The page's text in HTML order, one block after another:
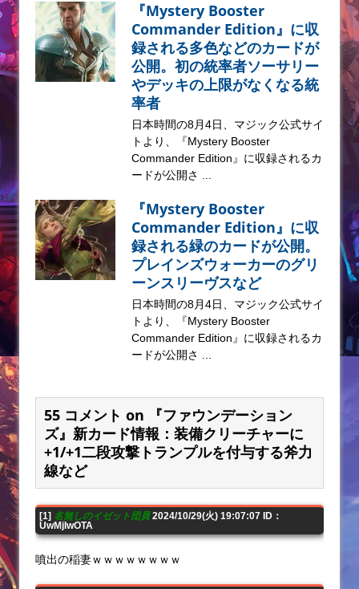
『Mystery Booster
Commander Edition』に収
録される多色などのカードが
公開。初の統率者ソーサリー
やデッキの上限がなくなる統
率者
日本時間の8月4日、マジック公式サイ
トより、『Mystery Booster
Commander Edition』に収録されるカ
ードが公開さ ...
『Mystery Booster
Commander Edition』に収
録される緑のカードが公開。
プレインズウォーカーのグリ
ーンスリーヴスなど
日本時間の8月4日、マジック公式サイ
トより、『Mystery Booster
Commander Edition』に収録されるカ
ードが公開さ ...
55 コメント on 『ファウンデーション
ズ』新カード情報：装備クリーチャーに
+1/+1二段攻撃トランプルを付与する斧力
線など
[1] 名無しのイゼット団員2024/10/29(火) 19:07:07 ID：
UwMjIwOTA
噴出の稲妻ｗｗｗｗｗｗｗｗ